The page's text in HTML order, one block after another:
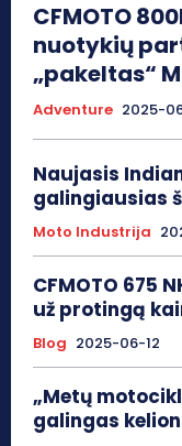
CFMOTO
nuotykių
„pakeltas“
Adventure 2025-
Naujasis
galingiausias
Moto Industrija
CFMOTO 675
už protingą
Blog 2025-06-12
„Metų
galingas